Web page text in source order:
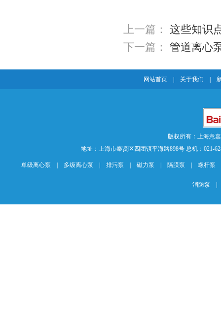
上一篇： 这些知识
下一篇： 管道离心
网站首页 关于我们
版权所有：上海意
地址：上海市奉贤区四团镇平海路898号 总机：021-
单级离心泵 多级离心泵 排污泵 磁力泵 隔膜泵 螺杆泵
消防泵